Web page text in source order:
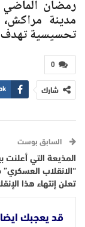
رمضان الماضي
مدينة
تحسيسية تهدف
0
شارك
السابق بوست
المذيعة التي أعلنت
“الانقلاب العسكري”
تعلن إنتهاء هذا
قد يعجبك ايضا